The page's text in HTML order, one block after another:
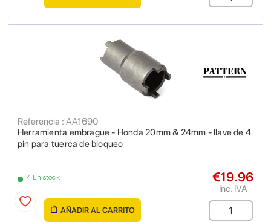
Herramienta embrague - Honda 20mm & 24mm - llave de 4
pin para tuerca de bloqueo
Referencia : AA1690
4 En stock €19.96
Inc. IVA
AÑADIR AL CARRITO